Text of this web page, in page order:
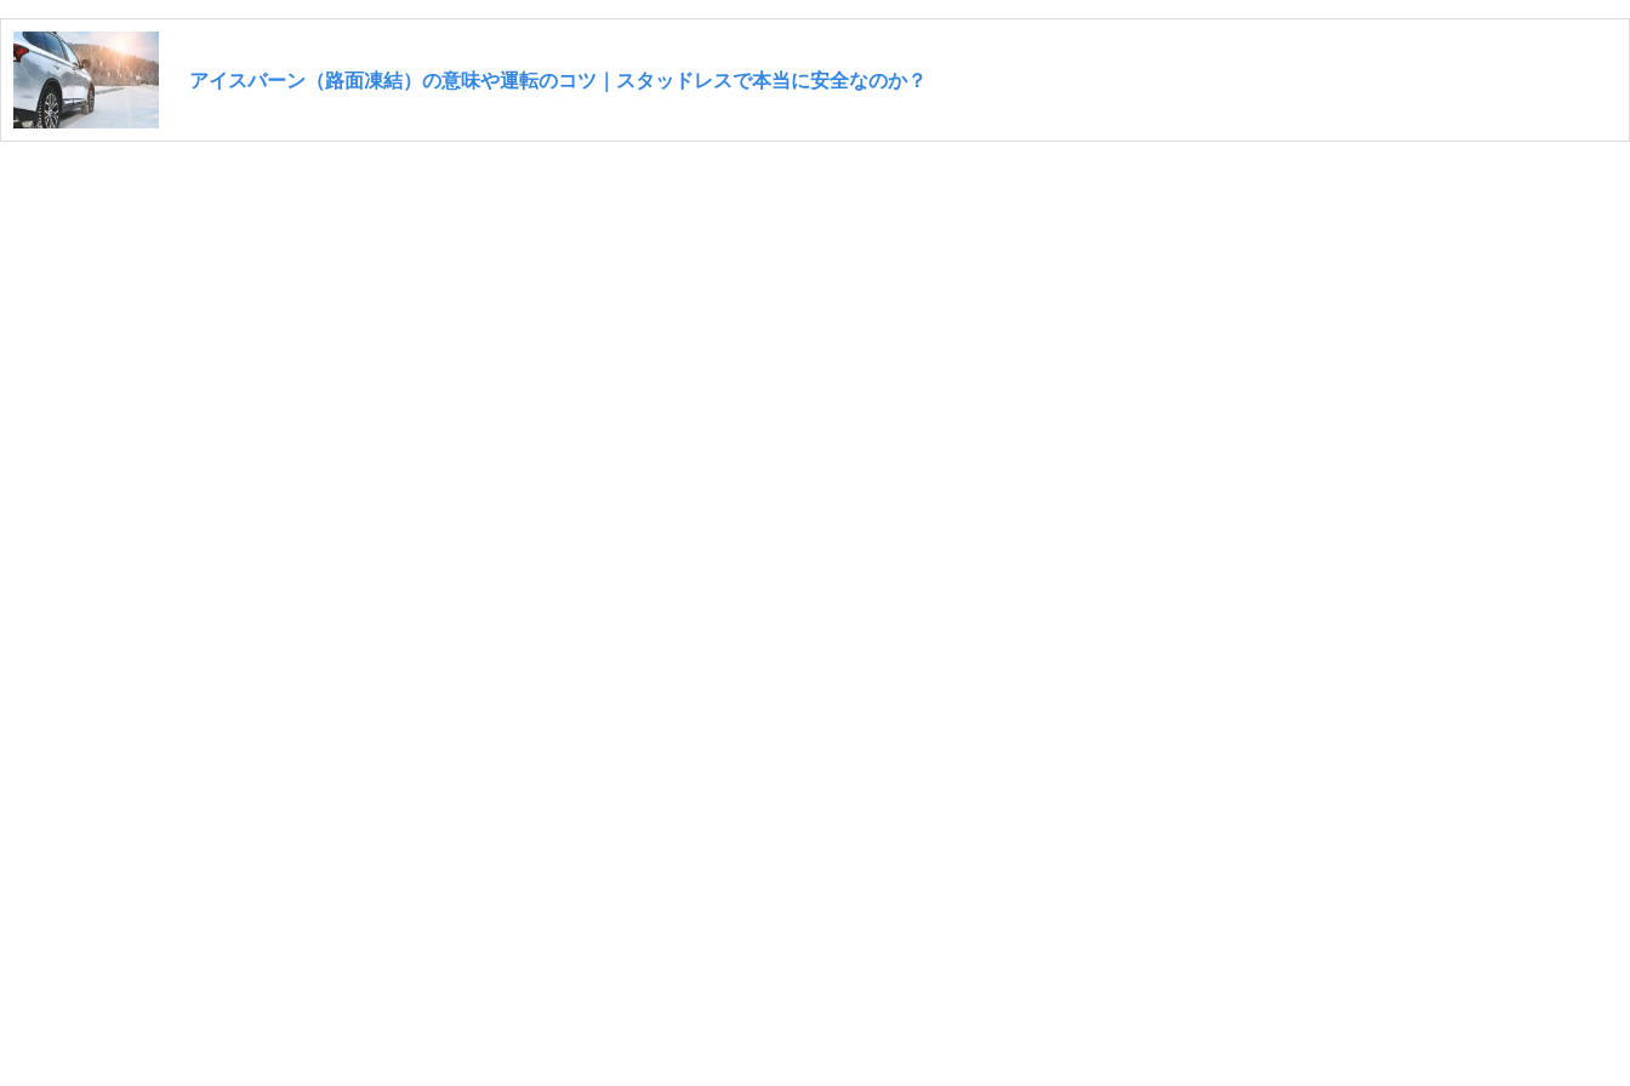
アイスバーン（路面凍結）の意味や運転のコツ｜スタッドレスで本当に安全なのか？